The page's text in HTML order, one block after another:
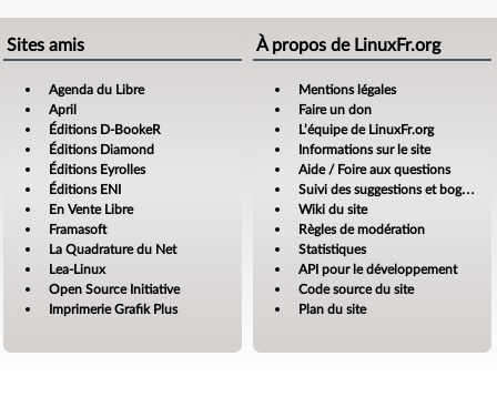
Sites amis
Agenda du Libre
April
Éditions D-BookeR
Éditions Diamond
Éditions Eyrolles
Éditions ENI
En Vente Libre
Framasoft
La Quadrature du Net
Lea-Linux
Open Source Initiative
Imprimerie Grafik Plus
À propos de LinuxFr.org
Mentions légales
Faire un don
L’équipe de LinuxFr.org
Informations sur le site
Aide / Foire aux questions
Suivi des suggestions et bogues
Wiki du site
Règles de modération
Statistiques
API pour le développement
Code source du site
Plan du site